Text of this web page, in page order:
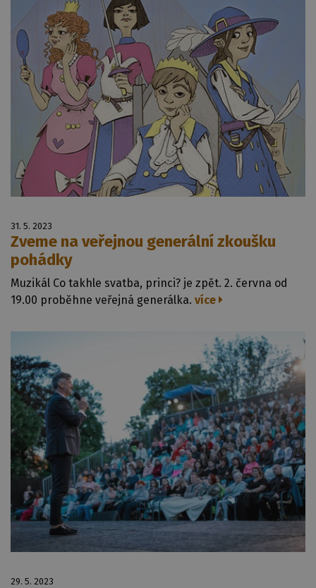
31. 5. 2023
Zveme na veřejnou generální zkoušku
pohádky
Muzikál Co takhle svatba, princi? je zpět. 2. června od
19.00 proběhne veřejná generálka. více
29. 5. 2023